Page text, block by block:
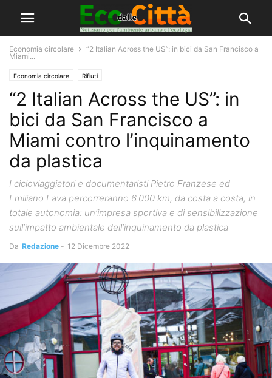
Economia circolare
“2 Italian Across the US”: in bici da San Francisco a
Miami...
Economia circolare Rifiuti
“2 Italian Across the US”: in
bici da San Francisco a
Miami contro l’inquinamento
da plastica
I cicloviaggiatori e documentaristi Pietro Franzese ed
Emiliano Fava percorreranno 6.000 km, da costa a costa, in
totale autonomia: un’impresa sportiva e di sensibilizzazione
sull’impatto ambientale dell’inquinamento da plastica
Da Redazione - 12 Dicembre 2022